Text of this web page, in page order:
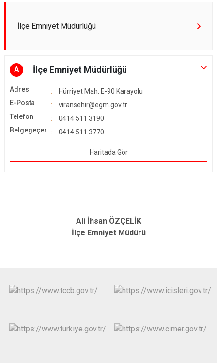
İlçe Emniyet Müdürlüğü
A İlçe Emniyet Müdürlüğü
Adres
Hürriyet Mah. E-90 Karayolu
E-Posta
viransehir@egm.gov.tr
Telefon
0414 511 3190
Belgegeçer
0414 511 3770
Haritada Gör
Ali İhsan ÖZÇELİK
İlçe Emniyet Müdürü